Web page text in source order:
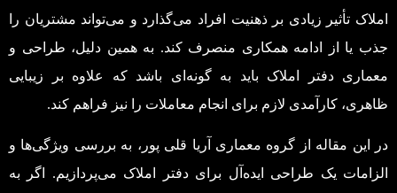
املاک تأثیر زیادی بر ذهنیت افراد می‌گذارد و می‌تواند مشتریان را
جذب یا از ادامه همکاری منصرف کند. به همین دلیل، طراحی و
معماری دفتر املاک باید به گونه‌ای باشد که علاوه بر زیبایی
ظاهری، کارآمدی لازم برای انجام معاملات را نیز فراهم کند.
در این مقاله از گروه معماری آریا قلی پور، به بررسی ویژگی‌ها و
الزامات یک طراحی ایده‌آل برای دفتر املاک می‌پردازیم. اگر به